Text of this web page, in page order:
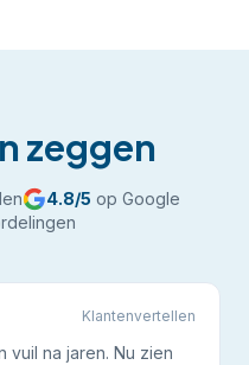
zeggen
4.8/5 op Google
Klantenvertellen
vuil na jaren. Nu zien